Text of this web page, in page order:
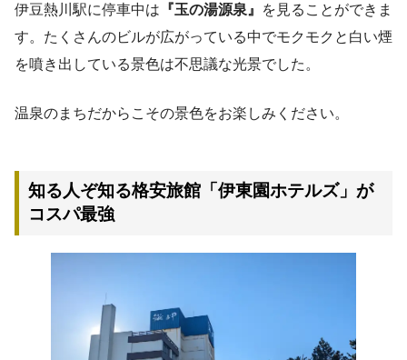
伊豆熱川駅に停車中は 『玉の湯源泉』
を見ることができま
す。たくさんのビルが広がっている中でモクモクと白い煙
を噴き出している景色は不思議な光景でした。
温泉のまちだからこその景色をお楽しみください。
知る人ぞ知る格安旅館「伊東園ホテルズ」が
コスパ最強